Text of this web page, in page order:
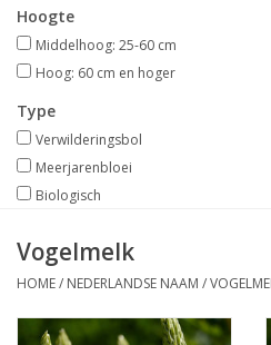
Onze tuinen!
Sterke Bollen Dagen
Nieuws
Hoogte
Middelhoog: 25-60 cm
Hoog: 60 cm en hoger
Type
Verwilderingsbol
Meerjarenbloei
Biologisch
Vogelmelk
HOME/ NEDERLANDSE NAAM /